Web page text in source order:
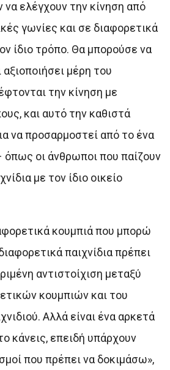
να ελέγχουν την κίνηση από
γωνίες και σε διαφορετικά
ίδιο τρόπο. Θα μπορούσε να
αξιοποιήσει μέρη του
την κίνηση με
και αυτό την καθιστά
να προσαρμοστεί από το ένα
όπως οι άνθρωποι που παίζουν
με τον ίδιο οικείο
κουμπιά που μπορώ
παιχνίδια πρέπει
αντιστοίχιση μεταξύ
κουμπιών και του
Αλλά είναι ένα αρκετά
κάνεις, επειδή υπάρχουν
που πρέπει να δοκιμάσω»,